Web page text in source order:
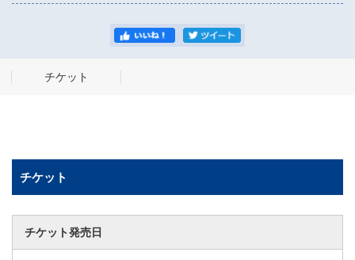
チケット
チケット
チケット発売日